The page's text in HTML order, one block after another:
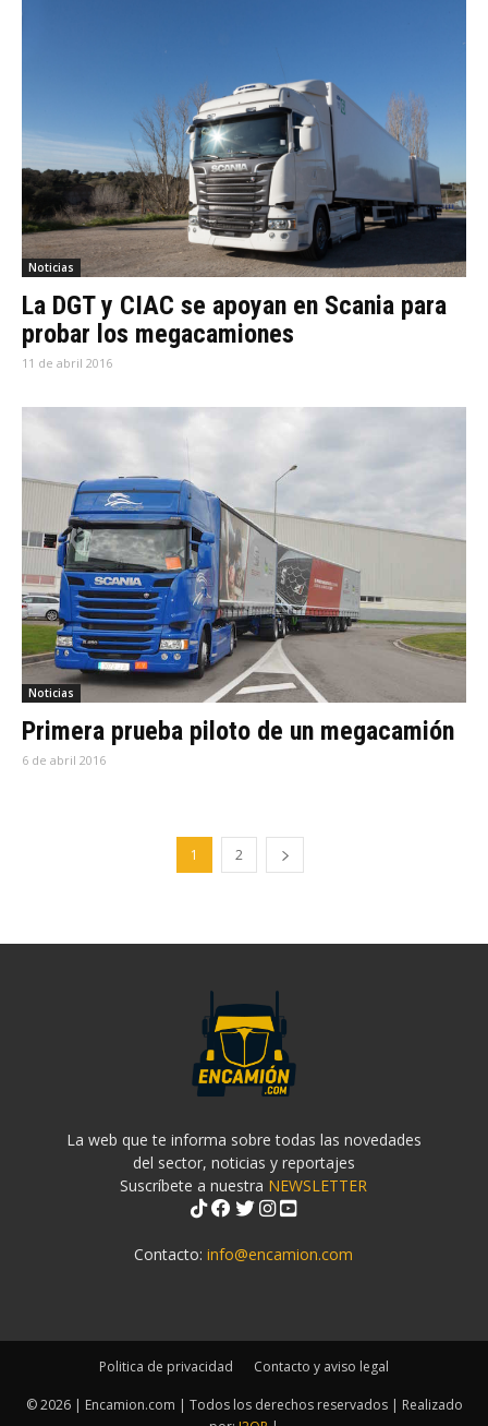
Noticias
La DGT y CIAC se apoyan en Scania para
probar los megacamiones
11 de abril 2016
Noticias
Primera prueba piloto de un megacamión
6 de abril 2016
1 2
La web que te informa sobre todas las novedades
del sector, noticias y reportajes
Suscríbete a nuestra NEWSLETTER
Contacto:info@encamion.com
Politica de privacidad Contacto y aviso legal
© 2026 | Encamion.com | Todos los derechos reservados | Realizado